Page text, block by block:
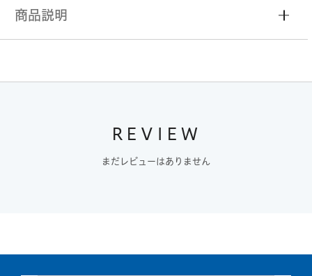
商品説明
REVIEW
まだレビューはありません